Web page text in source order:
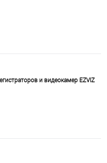
и видеокамер EZVIZ